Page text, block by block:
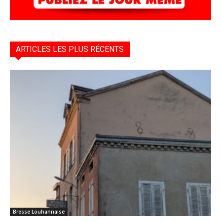
ARTICLES LES PLUS RÉCENTS
Bresse Louhannaise